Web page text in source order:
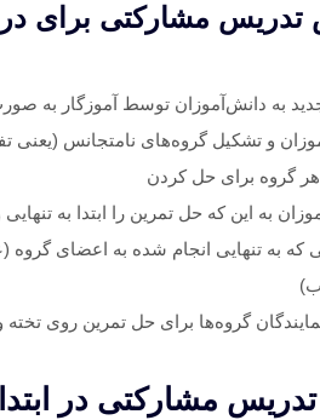
مشارکتی برای
به دانش‌آموزان توسط آموزگار به
و تشکیل گروه‌های نامتجانس (یعنی
هر گروه برای حل کردن
به این که حل تمرین را ابتدا به
که به تنهایی انجام شده به اعضای
گروه‌ها برای حل تمرین روی
مشارکتی در